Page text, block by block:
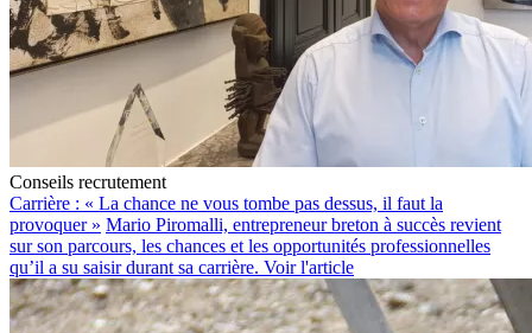
Conseils recrutement
Carrière : « La chance ne vous tombe pas dessus, il faut la
provoquer » Mario Piromalli, entrepreneur breton à succès revient
sur son parcours, les chances et les opportunités professionnelles
qu’il a su saisir durant sa carrière. Voir l'article